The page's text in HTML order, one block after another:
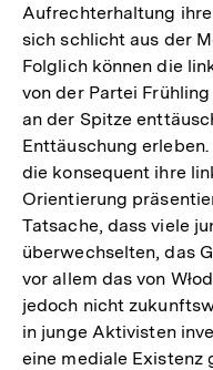
Aufrechterhaltung
sich schlicht aus der
Folglich können die
von der Partei Frühling
an der Spitze
Enttäuschung
die konsequent ihre
Orientierung
Tatsache, dass viele
überwechselten, das
vor allem das von
jedoch nicht
in junge Aktivisten
eine mediale Existenz